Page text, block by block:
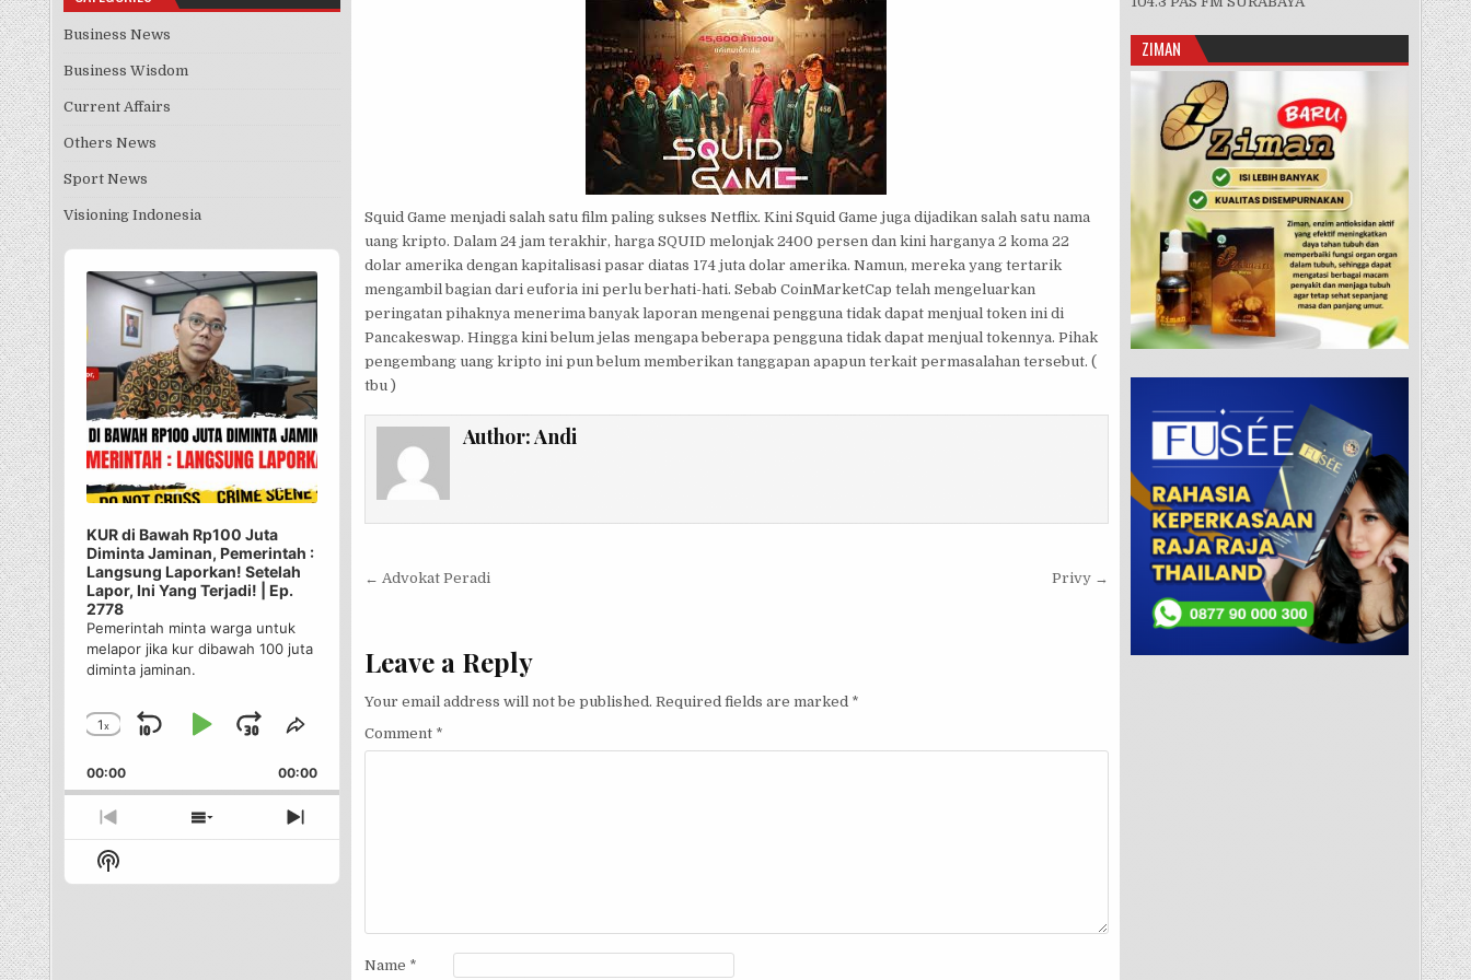
Squid Game menjadi salah satu film paling sukses Netflix. Kini Squid Game juga dijadikan salah satu nama
uang kripto. Dalam 24 jam terakhir, harga SQUID melonjak 2400 persen dan kini harganya 2 koma 22
dolar amerika dengan kapitalisasi pasar diatas 174 juta dolar amerika. Namun, mereka yang tertarik
mengambil bagian dari euforia ini perlu berhati-hati. Sebab CoinMarketCap telah mengeluarkan
peringatan pihaknya menerima banyak laporan mengenai pengguna tidak dapat menjual token ini di
Pancakeswap. Hingga kini belum jelas mengapa beberapa pengguna tidak dapat menjual tokennya. Pihak
pengembang uang kripto ini pun belum memberikan tanggapan apapun terkait permasalahan tersebut. (
tbu )
Author:Andi
Post navigation
← Advokat Peradi Privy →
Leave a Reply
Your email address will not be published. Required fields are marked *
Comment *
Name *
Business News
Business Wisdom
Current Affairs
Others News
Sport News
Visioning Indonesia
Audio
Player
KUR di Bawah Rp100 Juta
Diminta Jaminan, Pemerintah :
Langsung Laporkan! Setelah
Lapor, Ini Yang Terjadi! | Ep.
2778
Pemerintah minta warga untuk
melapor jika kur dibawah 100 juta
diminta jaminan.
Change
Rate
1x
Skip
Backward
Play
Pause
Jump
Forward
Share
Episode
00:00 00:00
Previous
Episode
Show
Episodes
Next
Episode
Show
Podcast
ZIMAN